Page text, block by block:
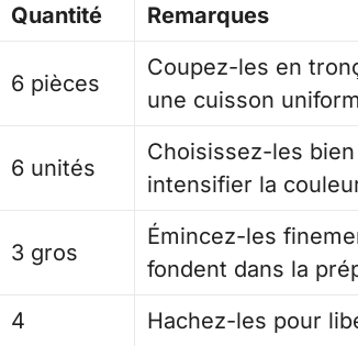
Quantité
Remarques
6 pièces
Coupez-les en
une cuisson
6 unités
Choisissez-les
intensifier la
3 gros
Émincez-les
fondent dans la
4
Hachez-les pour